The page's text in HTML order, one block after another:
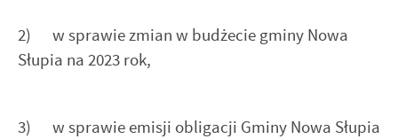
2) w sprawie zmian w budżecie gminy Nowa
Słupia na 2023 rok,
3) w sprawie emisji obligacji Gminy Nowa Słupia